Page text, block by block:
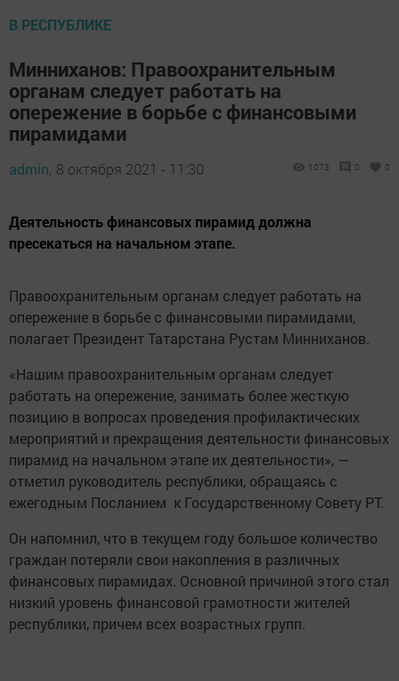
В РЕСПУБЛИКЕ
Минниханов: Правоохранительным
органам следует работать на
опережение в борьбе с финансовыми
пирамидами
admin, 8 октября 2021 - 11:30 1073 0 0
Деятельность финансовых пирамид должна
пресекаться на начальном этапе.
Правоохранительным органам следует работать на
опережение в борьбе с финансовыми пирамидами,
полагает Президент Татарстана Рустам Минниханов.
«Нашим правоохранительным органам следует
работать на опережение, занимать более жесткую
позицию в вопросах проведения профилактических
мероприятий и прекращения деятельности финансовых
пирамид на начальном этапе их деятельности», —
отметил руководитель республики, обращаясь с
ежегодным Посланием к Государственному Совету РТ.
Он напомнил, что в текущем году большое количество
граждан потеряли свои накопления в различных
финансовых пирамидах. Основной причиной этого стал
низкий уровень финансовой грамотности жителей
республики, причем всех возрастных групп.